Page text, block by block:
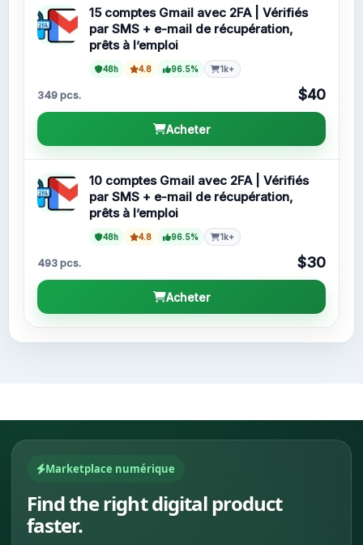
15 comptes Gmail avec 2FA | Vérifiés
par SMS + e-mail de récupération,
prêts à l’emploi
48h 4.8 96.5% 1k+
349 pcs. $40
Acheter
10 comptes Gmail avec 2FA | Vérifiés
par SMS + e-mail de récupération,
prêts à l’emploi
48h 4.8 96.5% 1k+
493 pcs. $30
Acheter
Marketplace numérique
Find the right digital product
faster.